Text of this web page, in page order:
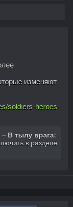
изменяют
soldiers-heroes-
В тылу врага:
в разделе